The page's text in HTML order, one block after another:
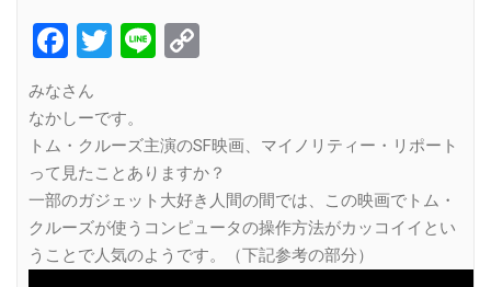
Facebook
Twitter
Line
みなさん
なかしーです。
トム・クルーズ主演のSF映画、マイノリティー・リポート
って見たことありますか？
一部のガジェット大好き人間の間では、この映画でトム・
クルーズが使うコンピュータの操作方法がカッコイイとい
うことで人気のようです。（下記参考の部分）